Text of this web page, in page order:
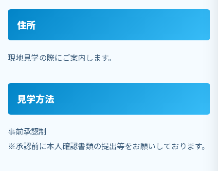
住所
現地見学の際にご案内します。
見学方法
事前承認制
※承認前に本人確認書類の提出等をお願いしております。